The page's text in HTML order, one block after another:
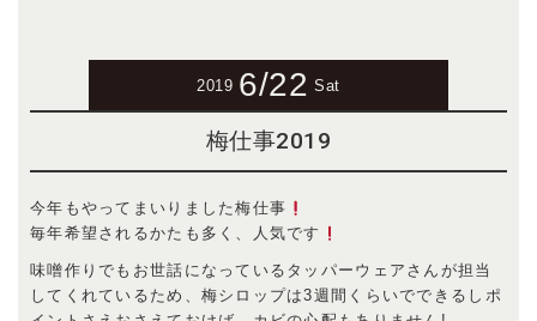
2019 6/22 Sat
梅仕事2019
今年もやってまいりました梅仕事
毎年希望されるかたも多く、人気です
味噌作りでもお世話になっているタッパーウェアさんが担当
してくれているため、梅シロップは3週間くらいでできるしポ